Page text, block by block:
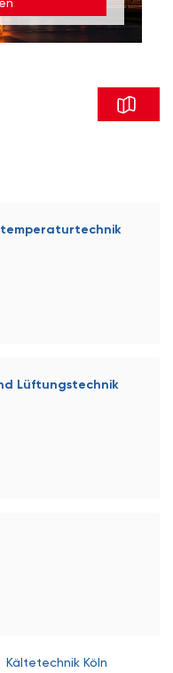
Lüftungstechnik
Kältetechnik Köln